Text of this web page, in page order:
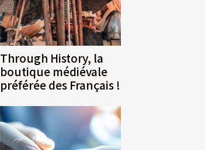
Through History, la
boutique médiévale
préférée des Français !